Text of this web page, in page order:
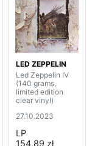
LED ZEPPELIN
Led Zeppelin IV
(140 grams,
limited edition
clear vinyl)
27.10.2023
LP
154,89 zł